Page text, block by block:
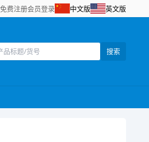
免费注册会员登录 中文版 英文版
搜索